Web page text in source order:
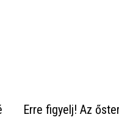
Erre figyelj! Az